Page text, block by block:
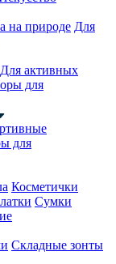
на природе Для
Для активных
для
для
Косметички
Сумки
Складные зонты